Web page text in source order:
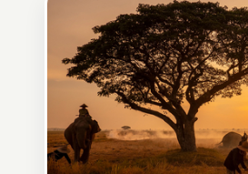
масштабное, но тёплое
и запоминающееся :)